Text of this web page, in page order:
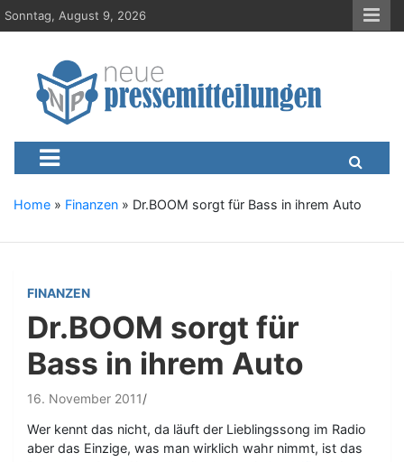
S
k
Sonntag, August 9, 2026
Neue-
Presseportal, Nachrichten, News, Meldungen, Wirtschaft
Home » Finanzen » Dr.BOOM sorgt für Bass in ihrem Auto
FINANZEN
Dr.BOOM sorgt für
Bass in ihrem Auto
16. November 2011
Wer kennt das nicht, da läuft der Lieblingssong im Radio
aber das Einzige, was man wirklich wahr nimmt, ist das